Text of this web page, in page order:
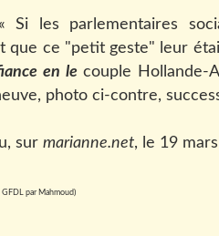
« Si les parlementaires
que ce "petit geste" leur
en lecouple Hollande-
photo ci-contre,
sur marianne.net, le 19
par Mahmoud)